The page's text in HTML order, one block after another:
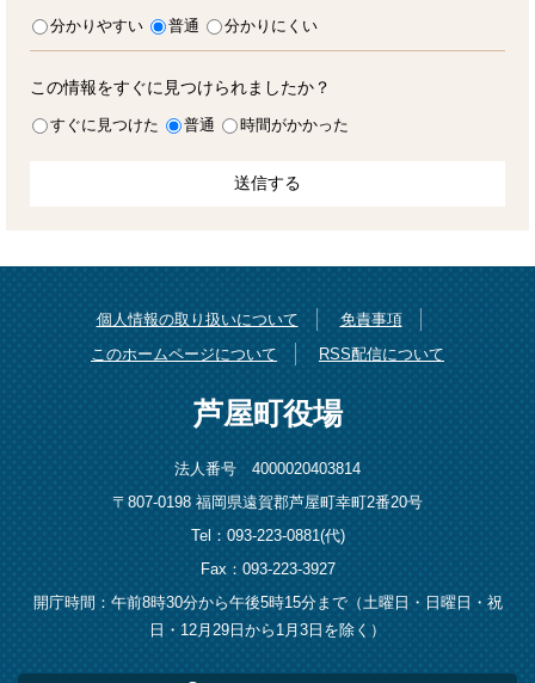
分かりやすい 普通 分かりにくい
この情報をすぐに見つけられましたか？
すぐに見つけた 普通 時間がかかった
個人情報の取り扱いについて
免責事項
このホームページについて
RSS配信について
芦屋町役場
法人番号 4000020403814
〒807-0198 福岡県遠賀郡芦屋町幸町2番20号
Tel：093-223-0881(代)
Fax：093-223-3927
開庁時間：午前8時30分から午後5時15分まで（土曜日・日曜日・祝
日・12月29日から1月3日を除く）